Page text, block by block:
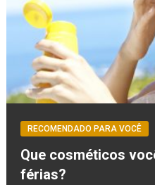
RECOMENDADO PARA VOCÊ
Que cosméticos
férias?